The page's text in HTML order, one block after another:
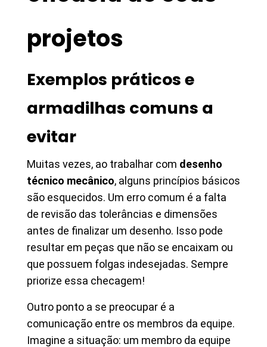
projetos
Exemplos práticos e
armadilhas comuns a
evitar
Muitas vezes, ao trabalhar com desenho
técnico mecânico, alguns princípios básicos
são esquecidos. Um erro comum é a falta
de revisão das tolerâncias e dimensões
antes de finalizar um desenho. Isso pode
resultar em peças que não se encaixam ou
que possuem folgas indesejadas. Sempre
priorize essa checagem!
Outro ponto a se preocupar é a
comunicação entre os membros da equipe.
Imagine a situação: um membro da equipe